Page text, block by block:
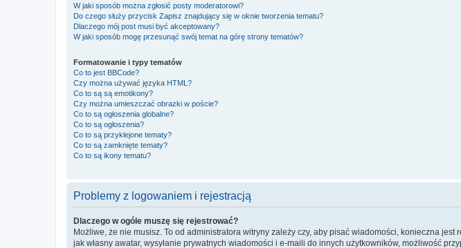
W jaki sposób można zgłosić posty moderatorowi?
Do czego służy przycisk Zapisz znajdujący się w oknie tworzenia tematu?
Dlaczego mój post musi być akceptowany?
W jaki sposób mogę przesunąć swój temat na górę strony tematów?
Formatowanie i typy tematów
Co to jest BBCode?
Czy można używać języka HTML?
Co to są są emotikony?
Czy można umieszczać obrazki w poście?
Co to są ogłoszenia globalne?
Co to są ogłoszenia?
Co to są przyklejone tematy?
Co to są zamknięte tematy?
Co to są ikony tematu?
Problemy z logowaniem i rejestracją
Dlaczego w ogóle muszę się rejestrować?
Możliwe, że nie musisz. To od administratora witryny zależy czy, aby pisać wiadomości, konieczna
jak własny awatar, wysyłanie prywatnych wiadomości i e-maili do innych użytkowników, możliwość